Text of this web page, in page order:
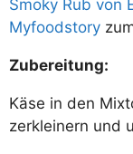
Smoky Rub von
Myfoodstory
Zubereitung:
Käse in den
zerkleinern und